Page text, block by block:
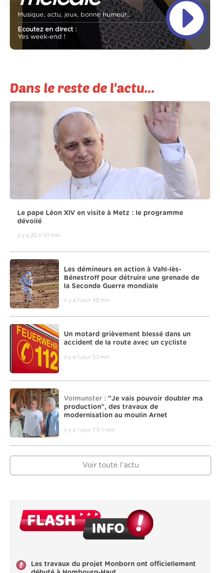
Musique, actu, jeux, bonne humeur...
Ecoutez en direct :
Yes week-end !
Dans le reste de l'actu...
Le pape Léon XIV en visite à Metz : le programme
dévoilé
il y a 20 h 51 min
Les démineurs en action à Vahl-lès-
Bénestroff pour détruire une grenade de
la Seconde Guerre mondiale
il y a 1 jour 45 min
Un motard grièvement blessé dans un
accident de la route avec un cycliste
il y a 1 jour 52 min
Volmunster : "Je vais pouvoir doubler ma
production", des travaux de
modernisation au moulin Arnet
il y a 1 jour 7 h 1 min
Voir toute l'actu
Les travaux du projet Monborn ont officiellement